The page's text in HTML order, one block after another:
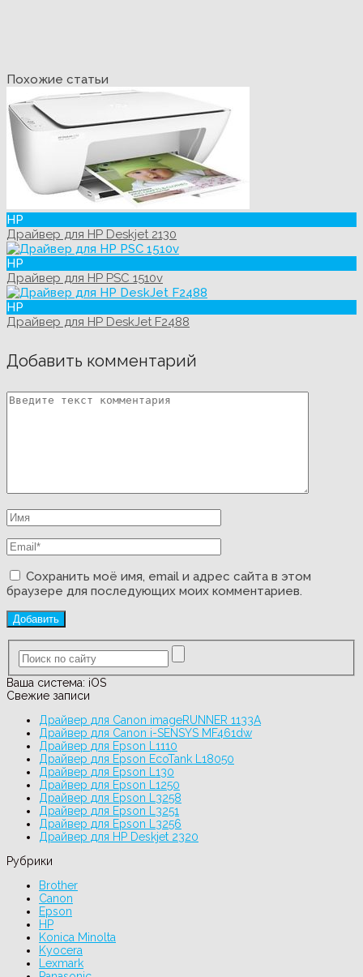
Похожие статьи
HP
Драйвер для HP Deskjet 2130
HP
Драйвер для HP PSC 1510v
HP
Драйвер для HP DeskJet F2488
Добавить комментарий
Сохранить моё имя, email и адрес сайта в этом
браузере для последующих моих комментариев.
Ваша система: iOS
Свежие записи
Драйвер для Canon imageRUNNER 1133A
Драйвер для Canon i-SENSYS MF461dw
Драйвер для Epson L1110
Драйвер для Epson EcoTank L18050
Драйвер для Epson L130
Драйвер для Epson L1250
Драйвер для Epson L3258
Драйвер для Epson L3251
Драйвер для Epson L3256
Драйвер для HP Deskjet 2320
Рубрики
Brother
Canon
Epson
HP
Konica Minolta
Kyocera
Lexmark